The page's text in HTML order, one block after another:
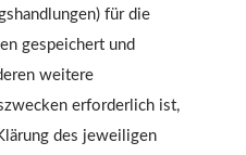
für die
gespeichert und
weitere
erforderlich ist,
des jeweiligen